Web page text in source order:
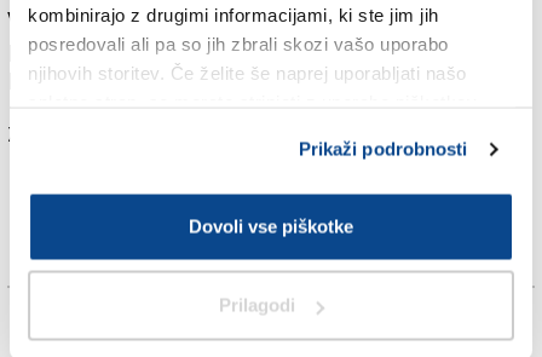
kombinirajo z drugimi informacijami, ki ste jim jih
posredovali ali pa so jih zbrali skozi vašo uporabo
njihovih storitev. Če želite še naprej uporabljati našo
Prikaži podrobnosti
Dovoli vse piškotke
Prilagodi
vrednosti je znan kot najstarejše aktivno kino
prizorišče v Sloveniji. Deluje kot umetniški kino in
kulturni center.
Za branje in pisanje komentarjev je potrebna prijava